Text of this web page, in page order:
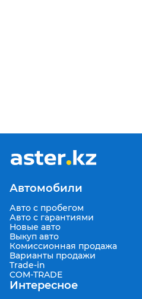
Автомобили
Авто с пробегом
Авто с гарантиями
Новые авто
Выкуп авто
Комиссионная продажа
Варианты продажи
Trade-in
COM-TRADE
Интересное